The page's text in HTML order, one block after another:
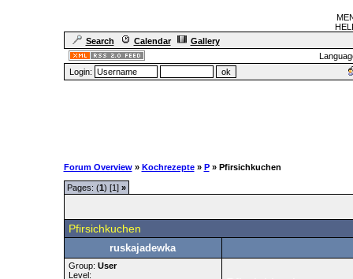
Search
Calendar
Gallery
Login:
Forum Overview » Kochrezepte » P » Pfirsichkuchen
Pages: (1) [1] »
Pfirsichkuchen
ruskajadewka
Group: User
Level: